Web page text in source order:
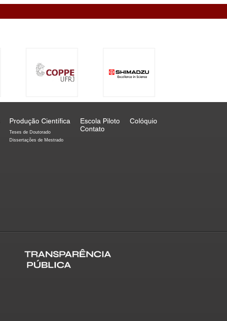
Produção Científica
Teses de Doutorado
Dissertações de Mestrado
Escola Piloto
Colóquio
Contato